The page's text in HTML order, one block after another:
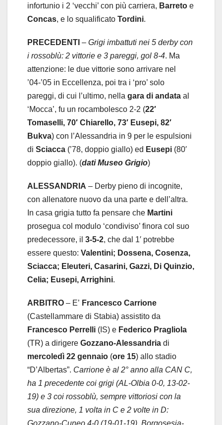
infortunio i 2 ‘vecchi’ con più carriera, Barreto e
Concas, e lo squalificato Tordini.
PRECEDENTI – Grigi imbattuti nei 5 derby con
i rossoblù: 2 vittorie e 3 pareggi, gol 8-4. Ma
attenzione: le due vittorie sono arrivare nel
’04-’05 in Eccellenza, poi tra i ‘pro’ solo
pareggi, di cui l’ultimo, nella gara di andata al
‘Mocca’, fu un rocambolesco 2-2 (22′
Tomaselli, 70′ Chiarello, 73′ Eusepi, 82′
Bukva) con l’Alessandria in 9 per le espulsioni
di Sciacca (’78, doppio giallo) ed Eusepi (80′
doppio giallo). (dati Museo Grigio)
ALESSANDRIA – Derby pieno di incognite,
con allenatore nuovo da una parte e dell’altra.
In casa grigia tutto fa pensare che Martini
prosegua col modulo ‘condiviso’ finora col suo
predecessore, il 3-5-2, che dal 1′ potrebbe
essere questo: Valentini; Dossena, Cosenza,
Sciacca; Eleuteri, Casarini, Gazzi, Di Quinzio,
Celia; Eusepi, Arrighini.
ARBITRO – E’ Francesco Carrione
(Castellammare di Stabia) assistito da
Francesco Perrelli (IS) e Federico Pragliola
(TR) a dirigere Gozzano-Alessandria di
mercoledì 22 gennaio (ore 15) allo stadio
“D’Albertas”. Carrione è al 2° anno alla CAN C,
ha 1 precedente coi grigi (AL-Olbia 0-0, 13-02-
19) e 3 coi rossoblù, sempre vittoriosi con la
sua direzione, 1 volta in C e 2 volte in D:
Gozzano-Cuneo 4-0 (19-01-19), Borgosesia-